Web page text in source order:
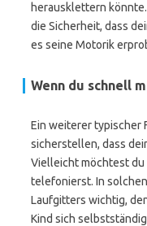
herausklettern
die Sicherheit, dass
es seine Motorik
Wenn du schnell
Ein weiterer typischer
sicherstellen, dass
Vielleicht möchtest
telefonierst. In
Laufgitters wichtig,
Kind sich